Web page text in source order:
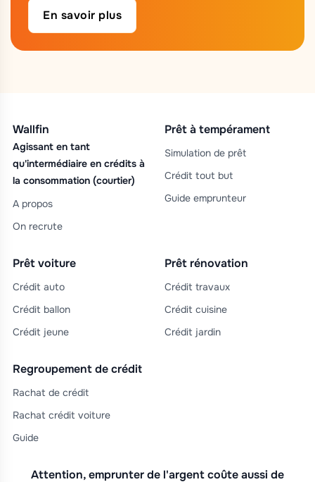
En savoir plus
Wallfin
Agissant en tant
qu'intermédiaire en crédits à
la consommation (courtier)
A propos
On recrute
Prêt à tempérament
Simulation de prêt
Crédit tout but
Guide emprunteur
Prêt voiture
Crédit auto
Crédit ballon
Crédit jeune
Prêt rénovation
Crédit travaux
Crédit cuisine
Crédit jardin
Regroupement de crédit
Rachat de crédit
Rachat crédit voiture
Guide
Attention, emprunter de l'argent coûte aussi de